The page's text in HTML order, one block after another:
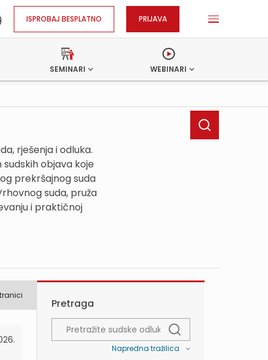
ISPROBAJ BESPLATNO PRIJAVA
SEMINARI WEBINARI
rješenja i odluka.
objava koje
prekršajnog suda
suda, pruža
i praktičnoj
Pretraga
Napredna tražilica